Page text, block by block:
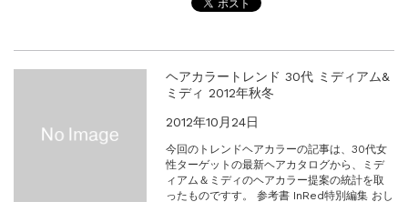
ヘアカラートレンド 30代 ミディアム&
ミディ 2012年秋冬
2012年10月24日
今回のトレンドヘアカラーの記事は、30代女
性ターゲットの最新ヘアカタログから、ミデ
ィアム＆ミディのヘアカラー提案の統計を取
ったものですす。 参考書 InRed特別編集 おし